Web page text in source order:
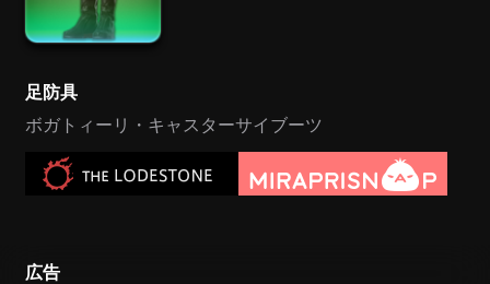
足防具
ボガトィーリ・キャスターサイブーツ
広告